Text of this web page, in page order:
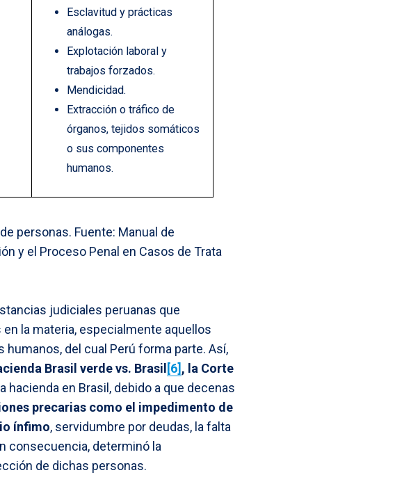
Esclavitud y prácticas
análogas.
Explotación laboral y
trabajos forzados.
Mendicidad.
Extracción o tráfico de
órganos, tejidos somáticos
o sus componentes
humanos.
personas. Fuente: Manual de
y el Proceso Penal en Casos de Trata
judiciales peruanas que
la materia, especialmente aquellos
del cual Perú forma parte. Así,
Brasil verde vs. Brasil [6] , la Corte
hacienda en Brasil, debido a que decenas
precarias como el impedimento de
ínfimo, servidumbre por deudas, la falta
consecuencia, determinó la
de dichas personas.